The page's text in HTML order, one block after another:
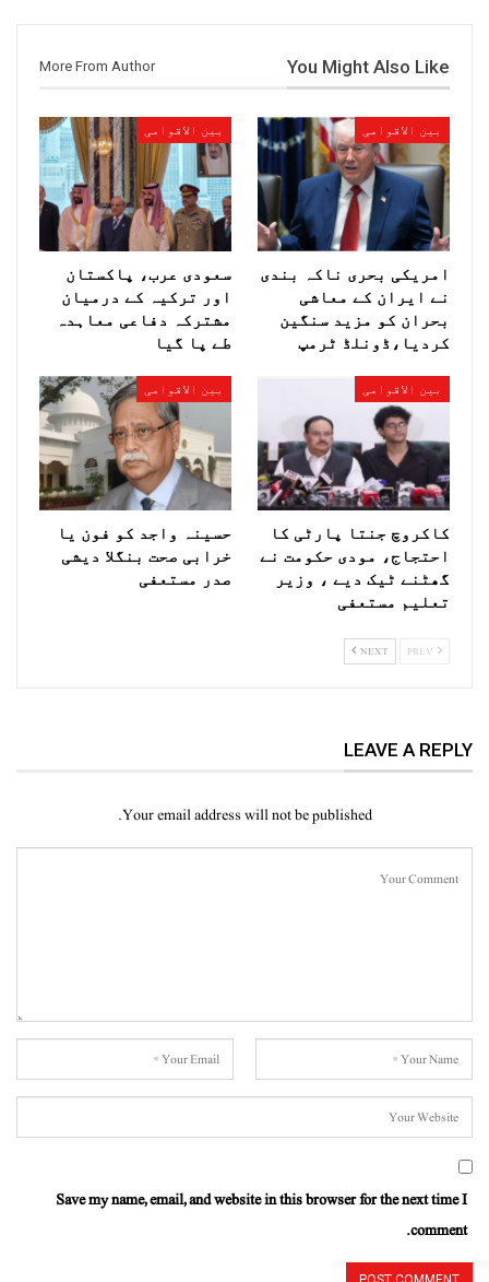
You Might Also Like
More From Author
بین الاقوامی
امریکی بحری ناکہ بندی
نے ایران کے معاشی
بحران کو مزید سنگین
کردیا،ڈونلڈ ٹرمپ
بین الاقوامی
سعودی عرب، پاکستان
اور ترکیہ کے درمیان
مشترکہ دفاعی معاہدہ
طے پا گیا
بین الاقوامی
کاکروچ جنتا پارٹی کا
احتجاج، مودی حکومت نے
گھٹنے ٹیک دیے ، وزیر
تعلیم مستعفی
بین الاقوامی
حسینہ واجد کو فون یا
خرابی صحت بنگلا دیشی
صدر مستعفی
NEXT
LEAVE A REPLY
Your email address will not be published.
Save my name, email, and website in this browser for the next time I
comment.